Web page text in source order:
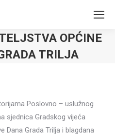
OPĆINE
TRILJA
Poslovno – uslužnog
sjednica Gradskog vijeća
Dana Grada Trilja i blagdana